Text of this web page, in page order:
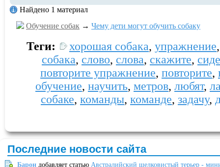
Найдено 1 материал
Обучение собак → Чему дети могут обучить собаку
Теги: хорошая собака, упражнение
собака, слово, слова, скажите,
повторите упражнение, повторите,
обучение, научить, метров, любят,
собаке, команды, команде, задачу,
Последние новости сайта
Барон добавляет статью Австралийский шелковистый терьер -